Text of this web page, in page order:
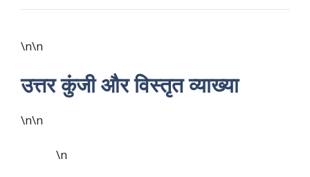
\n\n
उत्तर कुंजी और विस्तृत व्याख्या
\n\n
\n